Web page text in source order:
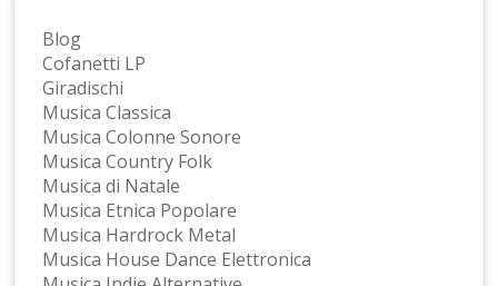
Blog
Cofanetti LP
Giradischi
Musica Classica
Musica Colonne Sonore
Musica Country Folk
Musica di Natale
Musica Etnica Popolare
Musica Hardrock Metal
Musica House Dance Elettronica